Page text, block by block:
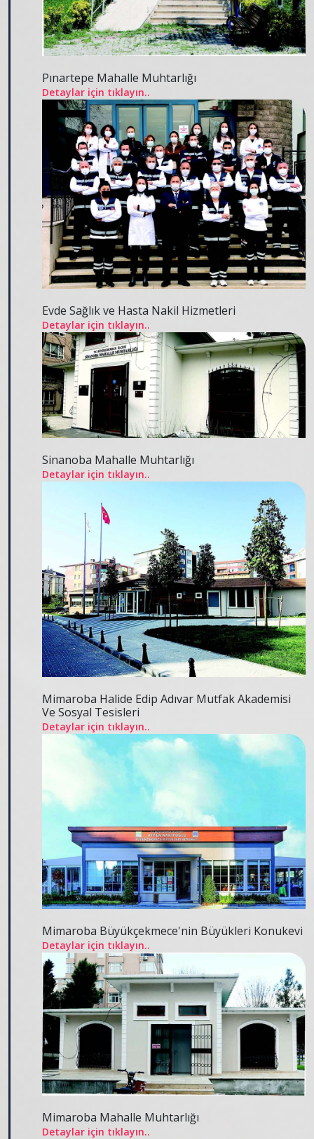
Pınartepe Mahalle Muhtarlığı
Detaylar için tıklayın..
Evde Sağlık ve Hasta Nakil Hizmetleri
Detaylar için tıklayın..
Sinanoba Mahalle Muhtarlığı
Detaylar için tıklayın..
Mimaroba Halide Edip Adıvar Mutfak Akademisi
Ve Sosyal Tesisleri
Detaylar için tıklayın..
Mimaroba Büyükçekmece'nin Büyükleri Konukevi
Detaylar için tıklayın..
Mimaroba Mahalle Muhtarlığı
Detaylar için tıklayın..